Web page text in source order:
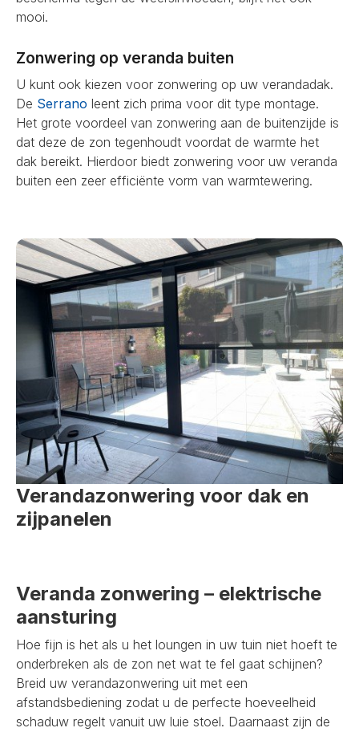
mooi.
Zonwering op veranda buiten
U kunt ook kiezen voor zonwering op uw verandadak.
De Serrano leent zich prima voor dit type montage.
Het grote voordeel van zonwering aan de buitenzijde is
dat deze de zon tegenhoudt voordat de warmte het
dak bereikt. Hierdoor biedt zonwering voor uw veranda
buiten een zeer efficiënte vorm van warmtewering.
Verandazonwering voor dak en
zijpanelen
Veranda zonwering – elektrische
aansturing
Hoe fijn is het als u het loungen in uw tuin niet hoeft te
onderbreken als de zon net wat te fel gaat schijnen?
Breid uw verandazonwering uit met een
afstandsbediening zodat u de perfecte hoeveelheid
schaduw regelt vanuit uw luie stoel. Daarnaast zijn de